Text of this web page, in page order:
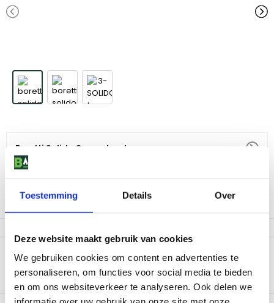
Toestemming Details Over
Deze website maakt gebruik van cookies
We gebruiken cookies om content en advertenties te
personaliseren, om functies voor social media te bieden
en om ons websiteverkeer te analyseren. Ook delen we
Boretti Solido Ovenschaal
52,99
Niet op voorraad
Productomschrijving
Bereid gerechten op de traditionele manier met de Boretti Solido
Ovenschaal.